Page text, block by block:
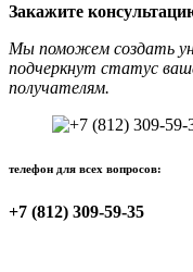
Закажите
Мы поможем создать
подчеркнут статус
получателям.
телефон для всех вопросов:
+7 (812) 309-59-35